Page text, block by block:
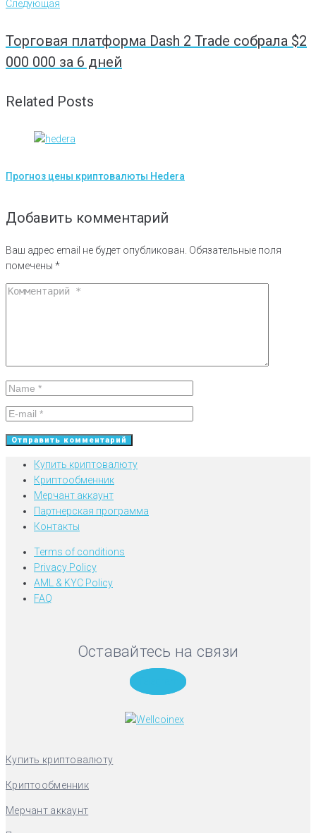
Следующая
Торговая платформа Dash 2 Trade собрала $2
000 000 за 6 дней
Related Posts
Прогноз цены криптовалюты Hedera
Добавить комментарий
Ваш адрес email не будет опубликован. Обязательные поля
помечены *
Купить криптовалюту
Криптообменник
Мерчант аккаунт
Партнерская программа
Контакты
Terms of conditions
Privacy Policy
AML & KYC Policy
FAQ
Оставайтесь на связи
Купить криптовалюту
Криптообменник
Мерчант аккаунт